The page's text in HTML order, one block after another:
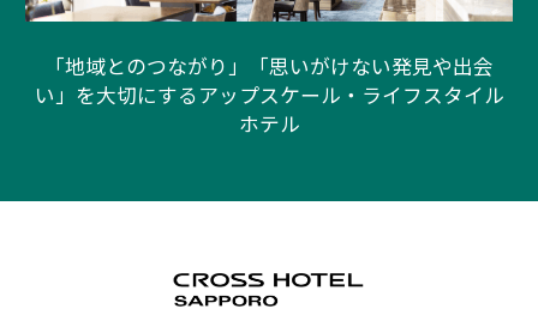
「地域とのつながり」「思いがけない発見や出会
い」を大切にするアップスケール・ライフスタイル
ホテル